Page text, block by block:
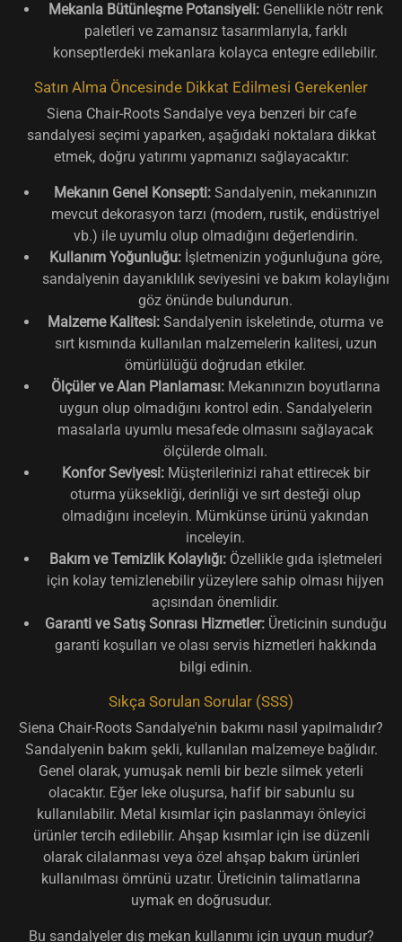
Mekanla Bütünleşme Potansiyeli:Genellikle nötr renk
paletleri ve zamansız tasarımlarıyla, farklı
konseptlerdeki mekanlara kolayca entegre edilebilir.
Satın Alma Öncesinde Dikkat Edilmesi Gerekenler
Siena Chair-Roots Sandalye veya benzeri bir cafe
sandalyesi seçimi yaparken, aşağıdaki noktalara dikkat
etmek, doğru yatırımı yapmanızı sağlayacaktır:
Mekanın Genel Konsepti: Sandalyenin, mekanınızın
mevcut dekorasyon tarzı (modern, rustik, endüstriyel
vb.) ile uyumlu olup olmadığını değerlendirin.
Kullanım Yoğunluğu:İşletmenizin yoğunluğuna göre,
sandalyenin dayanıklılık seviyesini ve bakım kolaylığını
göz önünde bulundurun.
Malzeme Kalitesi: Sandalyenin iskeletinde, oturma ve
sırt kısmında kullanılan malzemelerin kalitesi, uzun
ömürlülüğü doğrudan etkiler.
Ölçüler ve Alan Planlaması:Mekanınızın boyutlarına
uygun olup olmadığını kontrol edin. Sandalyelerin
masalarla uyumlu mesafede olmasını sağlayacak
ölçülerde olmalı.
Konfor Seviyesi:Müşterilerinizi rahat ettirecek bir
oturma yüksekliği, derinliği ve sırt desteği olup
olmadığını inceleyin. Mümkünse ürünü yakından
inceleyin.
Bakım ve Temizlik Kolaylığı:Özellikle gıda işletmeleri
için kolay temizlenebilir yüzeylere sahip olması hijyen
açısından önemlidir.
Garanti ve Satış Sonrası Hizmetler:Üreticinin sunduğu
garanti koşulları ve olası servis hizmetleri hakkında
bilgi edinin.
Sıkça Sorulan Sorular (SSS)
Siena Chair-Roots Sandalye'nin bakımı nasıl yapılmalıdır?
Sandalyenin bakım şekli, kullanılan malzemeye bağlıdır.
Genel olarak, yumuşak nemli bir bezle silmek yeterli
olacaktır. Eğer leke oluşursa, hafif bir sabunlu su
kullanılabilir. Metal kısımlar için paslanmayı önleyici
ürünler tercih edilebilir. Ahşap kısımlar için ise düzenli
olarak cilalanması veya özel ahşap bakım ürünleri
kullanılması ömrünü uzatır. Üreticinin talimatlarına
uymak en doğrusudur.
Bu sandalyeler dış mekan kullanımı için uygun mudur?